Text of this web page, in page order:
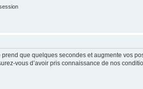
que quelques secondes et augmente vos
vous d’avoir pris connaissance de nos